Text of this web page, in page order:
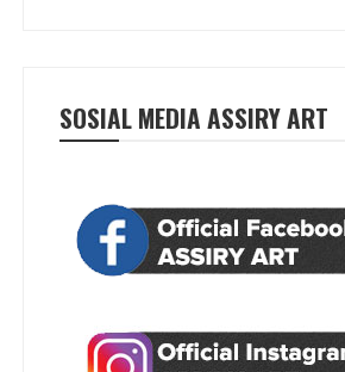
SOSIAL MEDIA ASSIRY ART